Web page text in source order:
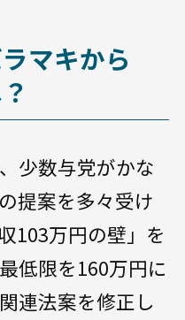
マキから
少数与党がかな
提案を多々受け
103万円の壁」を
低限を160万円に
連法案を修正し